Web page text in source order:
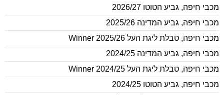
מכבי חיפה, גביע הטוטו 2026/27
מכבי חיפה, גביע המדינה 2025/26
מכבי חיפה, טבלת ליגת העל 2025/26 Winner
מכבי חיפה, גביע המדינה 2024/25
מכבי חיפה, טבלת ליגת העל Winner 2024/25
מכבי חיפה, גביע הטוטו 2024/25